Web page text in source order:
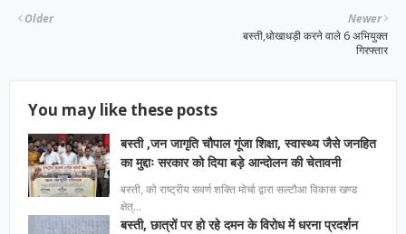
Newer
बस्ती,धोखाधड़ी करने वाले 6 अभियुक्त
गिरफ्तार
Older
You may like these posts
बस्ती ,जन जागृति चौपाल गूंजा शिक्षा, स्वास्थ्य जैसे जनहित
का मुद्दाः सरकार को दिया बड़े आन्दोलन की चेतावनी
बस्ती, को राष्ट्रीय सवर्ण शक्ति मोर्चा द्वारा सल्टौआ विकास खण्ड
क्षेत्…
बस्ती, छात्रों पर हो रहे दमन के विरोध में धरना प्रदर्शन